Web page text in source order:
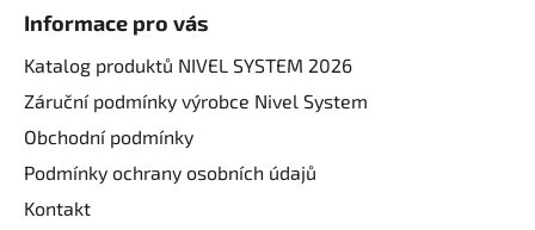
Informace pro vás
Katalog produktů NIVEL SYSTEM 2026
Záruční podmínky výrobce Nivel System
Obchodní podmínky
Podmínky ochrany osobních údajů
Kontakt